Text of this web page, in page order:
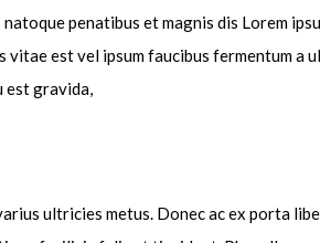
penatibus et magnis dis Lorem
est vel ipsum faucibus fermentum
est gravida,
ultricies metus. Donec ac ex porta